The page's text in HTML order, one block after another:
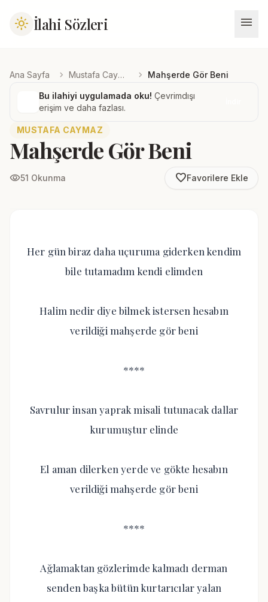
light_mode İlahi Sözleri menu
Ana Sayfa chevron_right Mustafa Caymaz chevron_right Mahşerde Gör Beni
Bu ilahiyi uygulamada oku! Çevrimdışı
erişim ve daha fazlası.
MUSTAFA CAYMAZ
Mahşerde Gör Beni
visibility51 Okunma favorite_borderFavorilere Ekle
Her gün biraz daha uçuruma giderken kendim
bile tutamadım kendi elimden
Halim nedir diye bilmek istersen hesabın
verildiği mahşerde gör beni
****
Savrulur insan yaprak misali tutunacak dallar
kurumuştur elinde
El aman dilerken yerde ve gökte hesabın
verildiği mahşerde gör beni
****
Ağlamaktan gözlerimde kalmadı derman
senden başka bütün kurtarıcılar yalan